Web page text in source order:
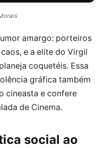
amargo: porteiros
e a elite do Virgil
coquetéis. Essa
gráfica também
cineasta e confere
de Cinema.
social ao